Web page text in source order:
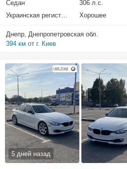
Седан
306 л.с.
Украинская регистрация
Хорошее
Днепр, Днепропетровская обл.
394 км от г. Киев
5 дней назад